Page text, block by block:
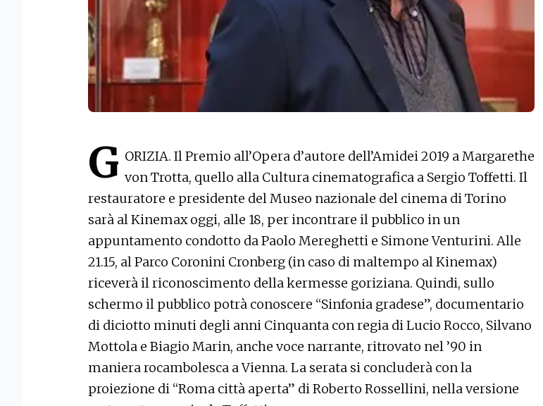
G ORIZIA. Il Premio all’Opera d’autore dell’Amidei 2019 a Margarethe
von Trotta, quello alla Cultura cinematografica a Sergio Toffetti. Il
restauratore e presidente del Museo nazionale del cinema di Torino
sarà al Kinemax oggi, alle 18, per incontrare il pubblico in un
appuntamento condotto da Paolo Mereghetti e Simone Venturini. Alle
21.15, al Parco Coronini Cronberg (in caso di maltempo al Kinemax)
riceverà il riconoscimento della kermesse goriziana. Quindi, sullo
schermo il pubblico potrà conoscere “Sinfonia gradese”, documentario
di diciotto minuti degli anni Cinquanta con regia di Lucio Rocco, Silvano
Mottola e Biagio Marin, anche voce narrante, ritrovato nel ’90 in
maniera rocambolesca a Vienna. La serata si concluderà con la
proiezione di “Roma città aperta” di Roberto Rossellini, nella versione